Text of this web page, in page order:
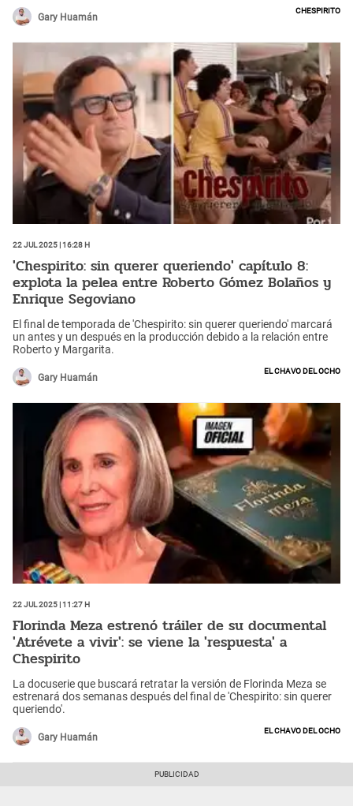
Gary Huamán
Chespirito
22 Jul 2025 | 16:28 h
'Chespirito: sin querer queriendo' capítulo 8:
explota la pelea entre Roberto Gómez Bolaños y
Enrique Segoviano
El final de temporada de 'Chespirito: sin querer queriendo' marcará
un antes y un después en la producción debido a la relación entre
Roberto y Margarita.
Gary Huamán
El Chavo del Ocho
22 Jul 2025 | 11:27 h
Florinda Meza estrenó tráiler de su documental
'Atrévete a vivir': se viene la 'respuesta' a
Chespirito
La docuserie que buscará retratar la versión de Florinda Meza se
estrenará dos semanas después del final de 'Chespirito: sin querer
queriendo'.
Gary Huamán
El Chavo del Ocho